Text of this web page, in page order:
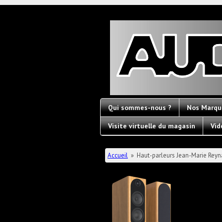
Fornallaz
Qui sommes-nous ? Nos
Visite virtuelle du magasin
Vous êtes ici
Accueil » Haut-parleurs Jean-Marie